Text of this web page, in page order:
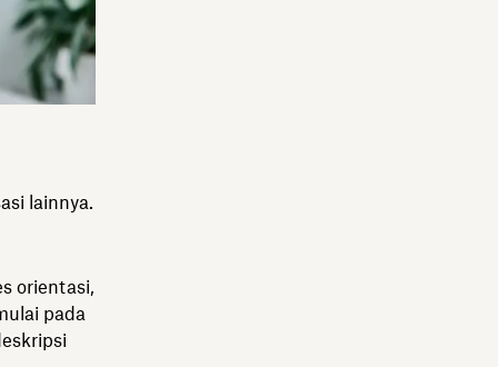
lainnya.
orientasi,
pada